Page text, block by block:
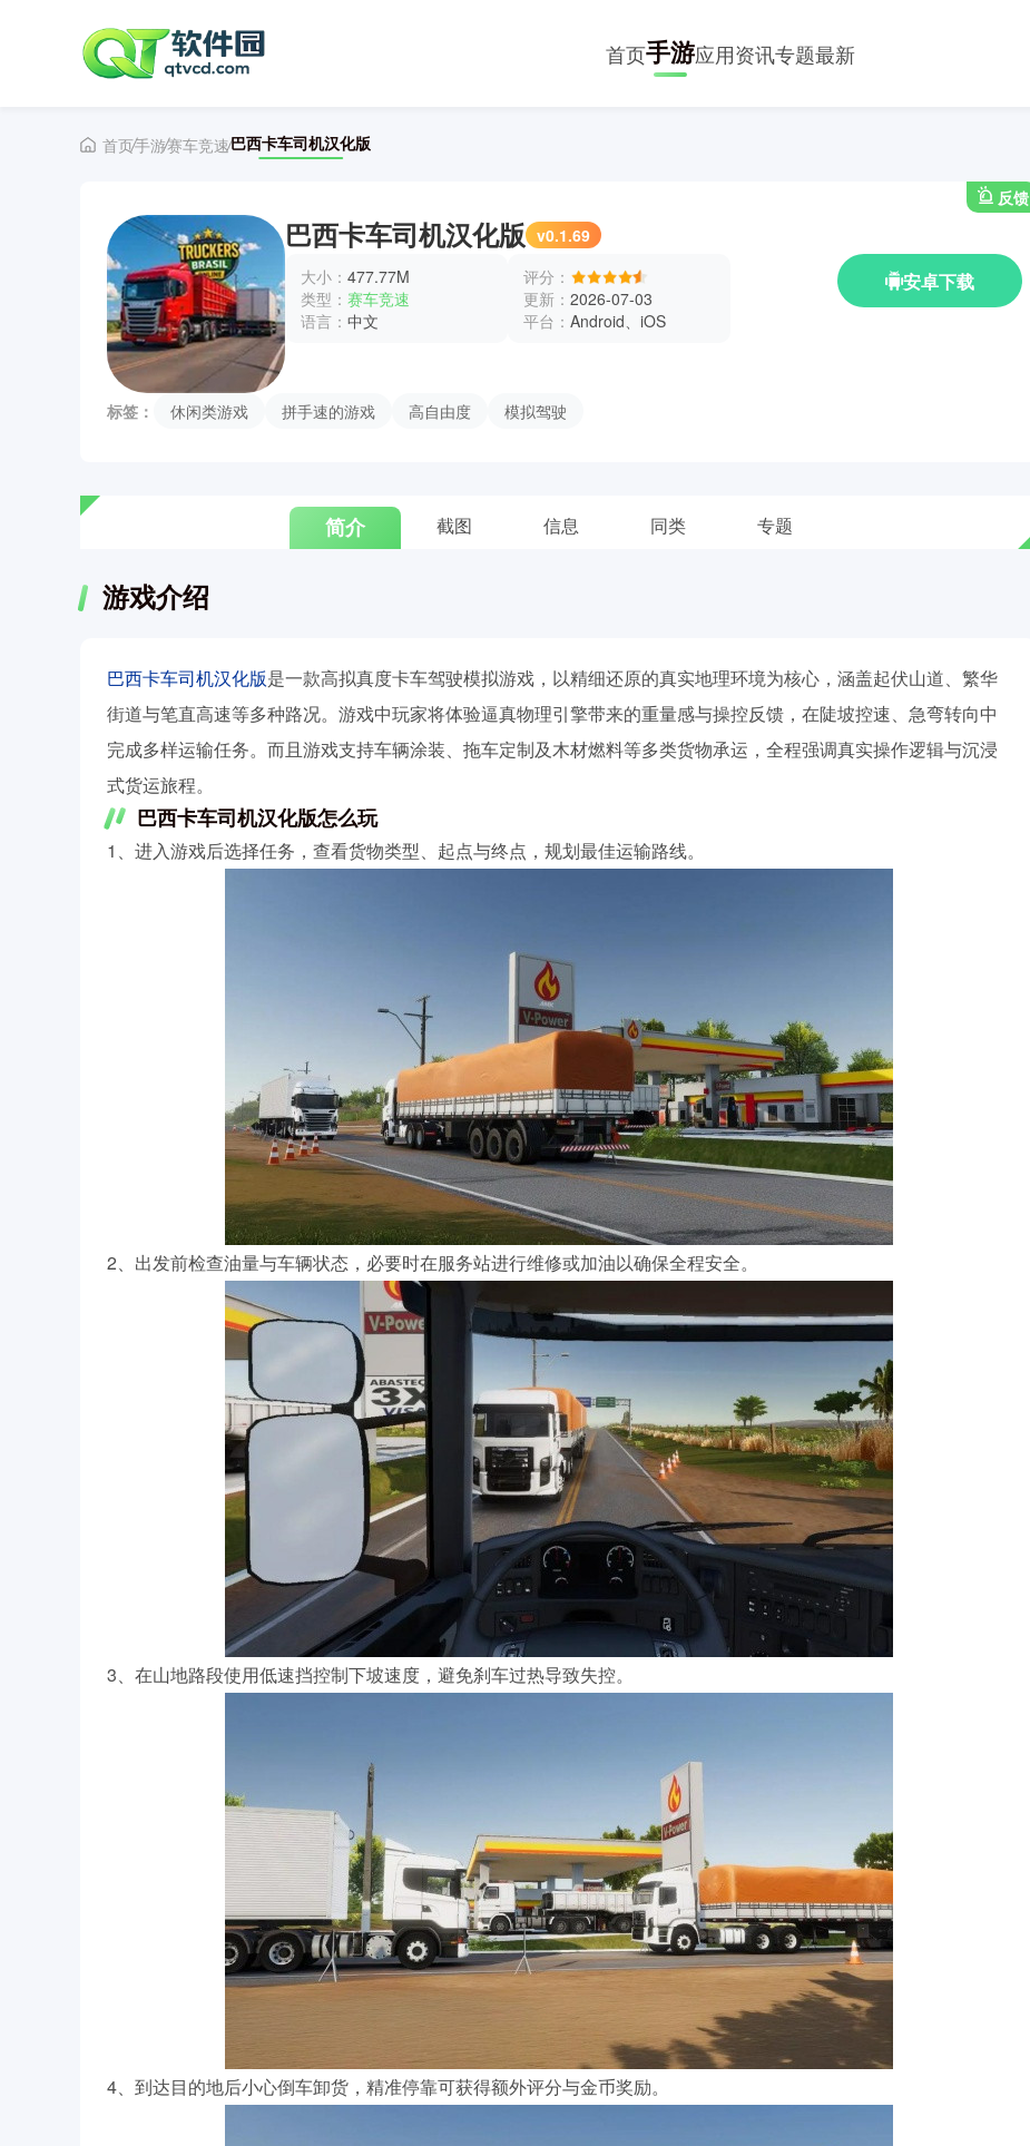
首页手游应用资讯专题最新
首页手游赛车竞速巴西卡车司机汉化版
反馈
巴西卡车司机汉化版 v0.1.69
大小： 477.77M
类型： 赛车竞速
语言： 中文
评分：
更新： 2026-07-03
平台： Android、iOS
安卓下载
标签： 休闲类游戏 拼手速的游戏 高自由度 模拟驾驶
简介 截图 信息 同类 专题
游戏介绍
巴西卡车司机汉化版是一款高拟真度卡车驾驶模拟游戏，以精细还原的真实地理环境为核心，涵盖起伏山道、繁华
街道与笔直高速等多种路况。游戏中玩家将体验逼真物理引擎带来的重量感与操控反馈，在陡坡控速、急弯转向中
完成多样运输任务。而且游戏支持车辆涂装、拖车定制及木材燃料等多类货物承运，全程强调真实操作逻辑与沉浸
式货运旅程。
巴西卡车司机汉化版怎么玩
1、进入游戏后选择任务，查看货物类型、起点与终点，规划最佳运输路线。
2、出发前检查油量与车辆状态，必要时在服务站进行维修或加油以确保全程安全。
3、在山地路段使用低速挡控制下坡速度，避免刹车过热导致失控。
4、到达目的地后小心倒车卸货，精准停靠可获得额外评分与金币奖励。